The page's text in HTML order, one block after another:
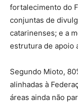
fortalecimento do
conjuntas de
catarinenses; e a
estrutura de apoio
Segundo Mioto,
alinhadas à
áreas ainda não